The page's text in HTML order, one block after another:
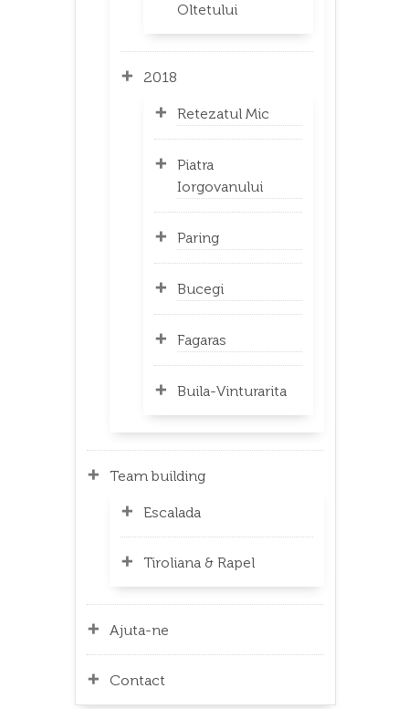
Oltetului
2018
Retezatul Mic
Piatra
Iorgovanului
Paring
Bucegi
Fagaras
Buila-Vinturarita
Team building
Escalada
Tiroliana & Rapel
Ajuta-ne
Contact